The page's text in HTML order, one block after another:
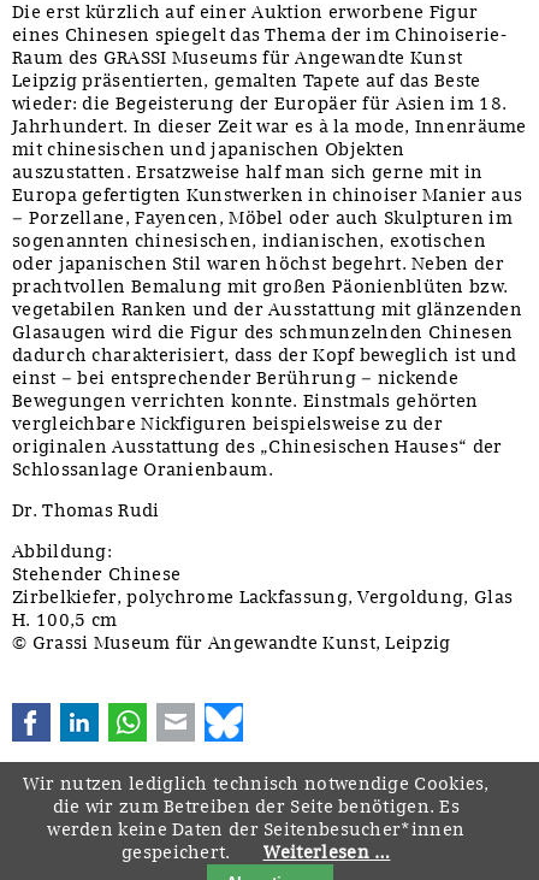
Die erst kürzlich auf einer Auktion erworbene Figur
eines Chinesen spiegelt das Thema der im Chinoiserie-
Raum des GRASSI Museums für Angewandte Kunst
Leipzig präsentierten, gemalten Tapete auf das Beste
wieder: die Begeisterung der Europäer für Asien im 18.
Jahrhundert. In dieser Zeit war es à la mode, Innenräume
mit chinesischen und japanischen Objekten
auszustatten. Ersatzweise half man sich gerne mit in
Europa gefertigten Kunstwerken in chinoiser Manier aus
– Porzellane, Fayencen, Möbel oder auch Skulpturen im
sogenannten chinesischen, indianischen, exotischen
oder japanischen Stil waren höchst begehrt. Neben der
prachtvollen Bemalung mit großen Päonienblüten bzw.
vegetabilen Ranken und der Ausstattung mit glänzenden
Glasaugen wird die Figur des schmunzelnden Chinesen
dadurch charakterisiert, dass der Kopf beweglich ist und
einst – bei entsprechender Berührung – nickende
Bewegungen verrichten konnte. Einstmals gehörten
vergleichbare Nickfiguren beispielsweise zu der
originalen Ausstattung des „Chinesischen Hauses“ der
Schlossanlage Oranienbaum.
Dr. Thomas Rudi
Abbildung:
Stehender Chinese
Zirbelkiefer, polychrome Lackfassung, Vergoldung, Glas
H. 100,5 cm
© Grassi Museum für Angewandte Kunst, Leipzig
FacebookLinkedInWhatsApp
E-mail
Navigation
Startseite Downloads Kontakt Impressum
Wir nutzen lediglich technisch notwendige Cookies,
die wir zum Betreiben der Seite benötigen. Es
werden keine Daten der Seitenbesucher*innen
gespeichert.
Weiterlesen …